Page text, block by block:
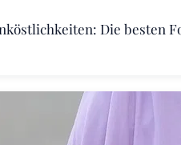
Die besten